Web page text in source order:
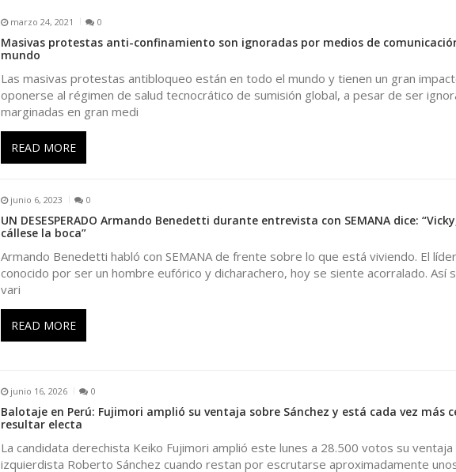
marzo 24, 2021 0
Masivas protestas anti-confinamiento son ignoradas por medios de
mundo
Las masivas protestas antibloqueo están en todo el mundo y tienen un gran
oponerse al régimen de salud tecnocrático de sumisión global, a pesar de ser
marginadas en gran medi
READ MORE
junio 6, 2023 0
UN DESESPERADO Armando Benedetti durante entrevista con SEMANA dice:
cállese la boca”
Armando Benedetti habló con SEMANA de frente sobre lo que está viviendo. El
conocido por ser un hombre eufórico y dicharachero, hoy se siente acorralado. Así
vari
READ MORE
junio 16, 2026 0
Balotaje en Perú: Fujimori amplió su ventaja sobre Sánchez y está cada vez más
resultar electa
La candidata derechista Keiko Fujimori amplió este lunes a 28.500 votos su
izquierdista Roberto Sánchez cuando restan por escrutarse aproximadamente